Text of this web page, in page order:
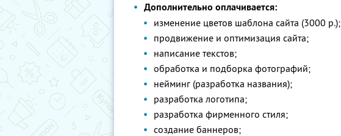
Дополнительно оплачивается:
изменение цветов шаблона сайта (3000 р.);
продвижение и оптимизация сайта;
написание текстов;
обработка и подборка фотографий;
нейминг (разработка названия);
разработка логотипа;
разработка фирменного стиля;
создание баннеров;